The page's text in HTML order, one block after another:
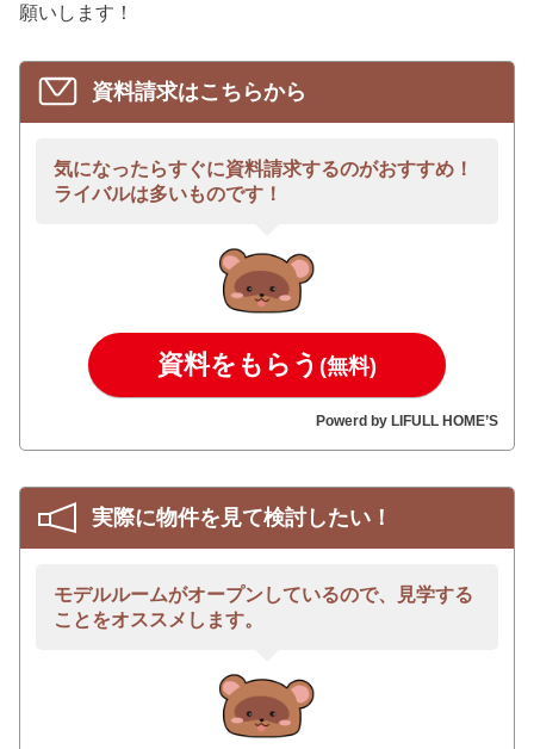
願いします！
資料請求はこちらから
気になったらすぐに資料請求するのがおすすめ！
ライバルは多いものです！
資料をもらう (無料)
Powerd by LIFULL HOME’S
実際に物件を見て検討したい！
モデルルームがオープンしているので、見学する
ことをオススメします。